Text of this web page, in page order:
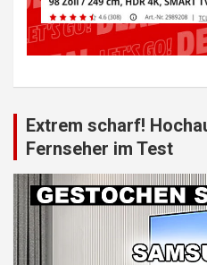
Extrem scharf!
Fernseher im Test